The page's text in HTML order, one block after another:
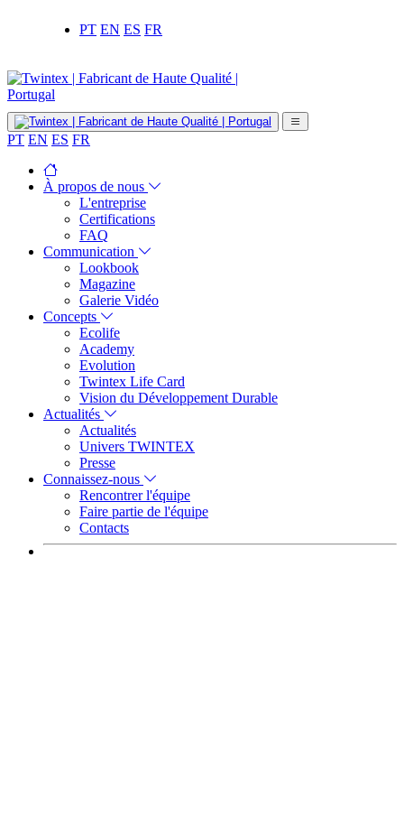
PT EN ES FR
PT EN ES FR
À propos de nous
L'entreprise
Certifications
FAQ
Communication
Lookbook
Magazine
Galerie Vidéo
Concepts
Ecolife
Academy
Evolution
Twintex Life Card
Vision du Développement Durable
Actualités
Actualités
Univers TWINTEX
Presse
Connaissez-nous
Rencontrer l'équipe
Faire partie de l'équipe
Contacts